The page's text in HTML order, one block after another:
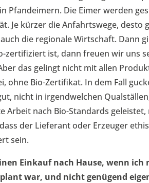
Pfandeimern. Die Eimer werden
Je kürzer die Anfahrtswege,
die regionale Wirtschaft. Dann
zertifiziert ist, dann freuen wir uns
das gelingt nicht mit allen
ohne Bio-Zertifikat. In dem Fall
nicht in irgendwelchen
Arbeit nach Bio-Standards
der Lieferant oder Erzeuger
sein.
Einkauf nach Hause, wenn
war, und nicht genügend